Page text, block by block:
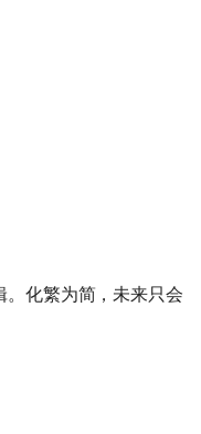
化繁为简，未来只会